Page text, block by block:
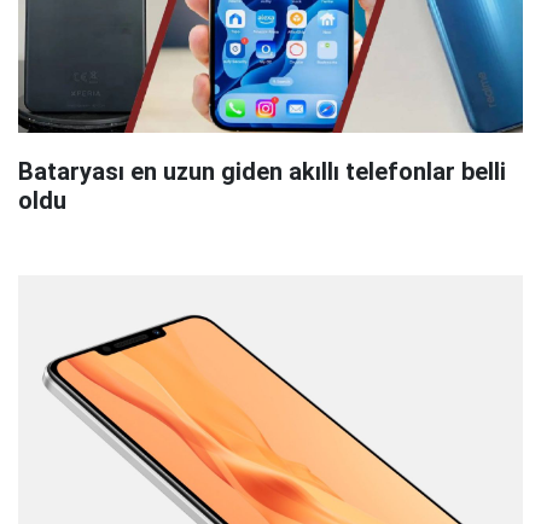
Bataryası en uzun giden akıllı telefonlar belli
oldu